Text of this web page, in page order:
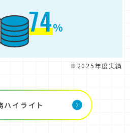
74%
※2025年度実績
ハイライト